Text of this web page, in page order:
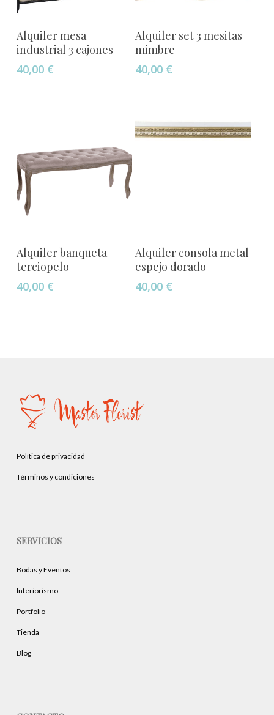
Alquiler mesa
industrial 3 cajones
40,00 €
Añadir Al Carrito
Alquiler set 3 mesitas
mimbre
40,00 €
Añadir Al Carrito
Alquiler banqueta
terciopelo
40,00 €
Añadir Al Carrito
Alquiler consola metal
espejo dorado
40,00 €
Política de privacidad
Términos y condiciones
SERVICIOS
Bodas y Eventos
Interiorismo
Portfolio
Tienda
Blog